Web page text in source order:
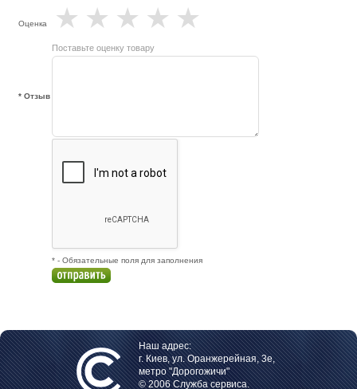
Оценка ★
★
★
★
★
Поставьте оценку товару
* Отзыв
* - Обязательные поля для заполнения
Наш адрес:
г. Киев, ул. Оранжерейная, 3е,
метро "Дорогожичи"
© 2006 Служба сервиса.